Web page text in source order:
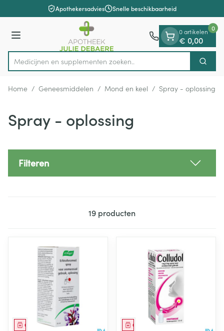
Ga naar de inhoudApothekersadvies Snelle beschikbaarheid
Menu
Product, merk, categorie...
Medicijnen en supple Zoek
0 artikelen
€ 0,00
0
Home / Geneesmiddelen / Mond en keel / Spray - oplossing
Spray - oplossing
Filteren
19 producten
Geneesmiddel Geneesmiddel